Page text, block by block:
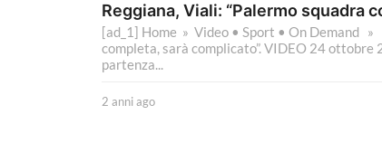
a
g
o
Reggiana, Viali: “Palermo squadra
[ad_1] Home » Video • Sport • On Demand »
completa, sarà complicato”. VIDEO 24
partenza...
2 anni ago